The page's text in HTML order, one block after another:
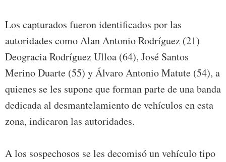
Los capturados fueron identificados por las
autoridades como Alan Antonio Rodríguez (21)
Deogracia Rodríguez Ulloa (64), José Santos
Merino Duarte (55) y Álvaro Antonio Matute (54), a
quienes se les supone que forman parte de una banda
dedicada al desmantelamiento de vehículos en esta
zona, indicaron las autoridades.
A los sospechosos se les decomisó un vehículo tipo